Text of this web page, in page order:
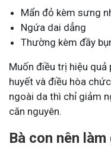
Mẩn đỏ kèm sưng
Ngứa dai dẳng
Thường kèm đầy
Muốn điều trị hiệu
huyết và điều hòa
ngoài da thì chỉ giảm
căn nguyên.
Bà con nên